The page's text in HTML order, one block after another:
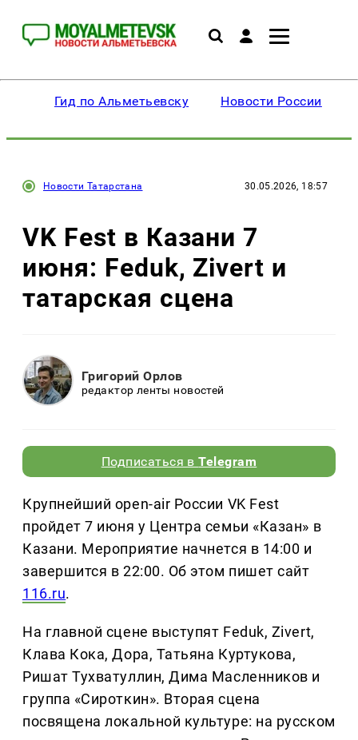
Гид по Альметьевску Новости России
Новости Татарстана 30.05.2026, 18:57
VK Fest в Казани 7
июня: Feduk, Zivert и
татарская сцена
Григорий Орлов
редактор ленты новостей
Подписаться вTelegram
Крупнейший open-air России VK Fest
пройдет 7 июня у Центра семьи «Казан» в
Казани. Мероприятие начнется в 14:00 и
завершится в 22:00. Об этом пишет сайт
116.ru.
На главной сцене выступят Feduk, Zivert,
Клава Кока, Дора, Татьяна Куртукова,
Ришат Тухватуллин, Дима Масленников и
группа «Сироткин». Вторая сцена
посвящена локальной культуре: на русском